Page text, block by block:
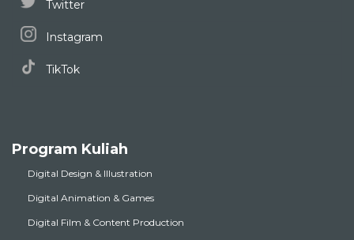
Twitter
Instagram
TikTok
Program Kuliah
Digital Design & Illustration
Digital Animation & Games
Digital Film & Content Production